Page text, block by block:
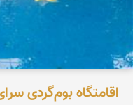
اقامتگاه بوم‌گردی